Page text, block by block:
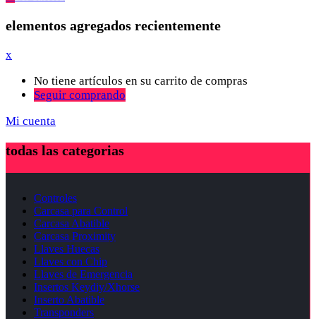
elementos agregados recientemente
x
No tiene artículos en su carrito de compras
Seguir comprando
Mi cuenta
todas las categorias
Controles
Carcasa para Control
Carcasa Abatible
Carcasa Proximity
Llaves Huecas
Llaves con Chip
Llaves de Emergencia
Insertos Keydiy/Xhorse
Inserto Abatible
Transponders